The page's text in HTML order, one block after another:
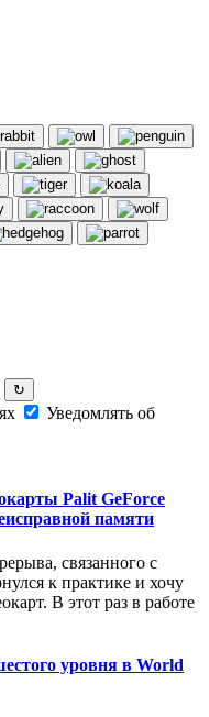
↻
Уведомлять об
Palit GeForce
памяти
связанного с
к практике и хочу
В этот раз в работе
уровня в World